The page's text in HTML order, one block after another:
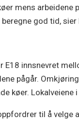
mens
god tid,
E18 innsnevret
pågår.
køer.
til å velge